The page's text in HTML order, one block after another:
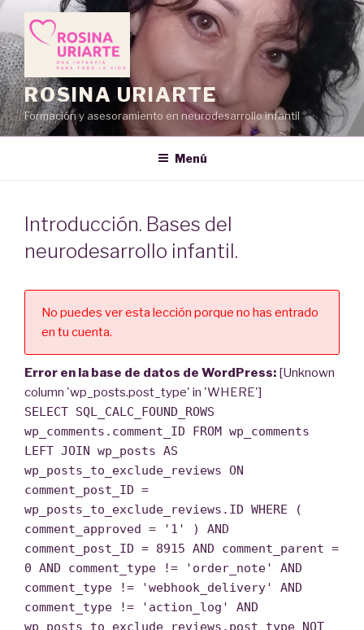
Saltar
al
contenido
ROSINA URIARTE
Formación y asesoramiento en neurodesarrollo infantil
Menú
Introducción. Bases del
neurodesarrollo infantil.
No puedes ver esta lección porque no has entrado
en tu cuenta.
Error en la base de datos de WordPress: [Unknown
column 'wp_posts.post_type' in 'WHERE']
SELECT SQL_CALC_FOUND_ROWS
wp_comments.comment_ID FROM wp_comments
LEFT JOIN wp_posts AS
wp_posts_to_exclude_reviews ON
comment_post_ID =
wp_posts_to_exclude_reviews.ID WHERE (
comment_approved = '1' ) AND
comment_post_ID = 8915 AND comment_parent =
0 AND comment_type != 'order_note' AND
comment_type != 'webhook_delivery' AND
comment_type != 'action_log' AND